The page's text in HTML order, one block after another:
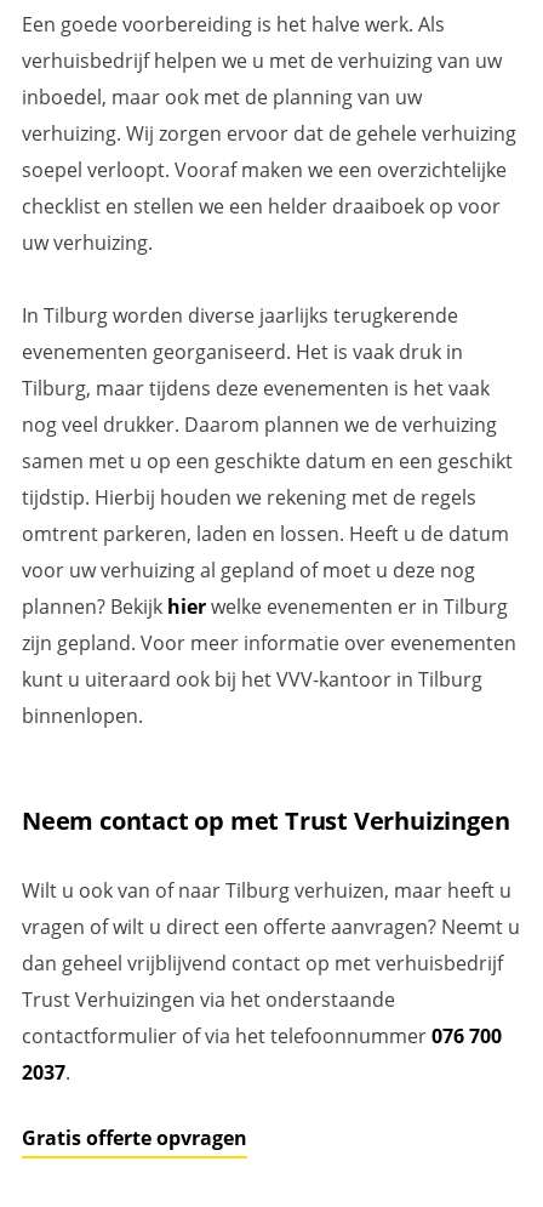
Een goede voorbereiding is het halve werk. Als
verhuisbedrijf helpen we u met de verhuizing van uw
inboedel, maar ook met de planning van uw
verhuizing. Wij zorgen ervoor dat de gehele verhuizing
soepel verloopt. Vooraf maken we een overzichtelijke
checklist en stellen we een helder draaiboek op voor
uw verhuizing.
In Tilburg worden diverse jaarlijks terugkerende
evenementen georganiseerd. Het is vaak druk in
Tilburg, maar tijdens deze evenementen is het vaak
nog veel drukker. Daarom plannen we de verhuizing
samen met u op een geschikte datum en een geschikt
tijdstip. Hierbij houden we rekening met de regels
omtrent parkeren, laden en lossen. Heeft u de datum
voor uw verhuizing al gepland of moet u deze nog
plannen? Bekijk hierwelke evenementen er in Tilburg
zijn gepland. Voor meer informatie over evenementen
kunt u uiteraard ook bij het VVV-kantoor in Tilburg
binnenlopen.
Neem contact op met Trust Verhuizingen
Wilt u ook van of naar Tilburg verhuizen, maar heeft u
vragen of wilt u direct een offerte aanvragen? Neemt u
dan geheel vrijblijvend contact op met verhuisbedrijf
Trust Verhuizingen via het onderstaande
contactformulier of via het telefoonnummer076 700
2037.
Gratis offerte opvragen